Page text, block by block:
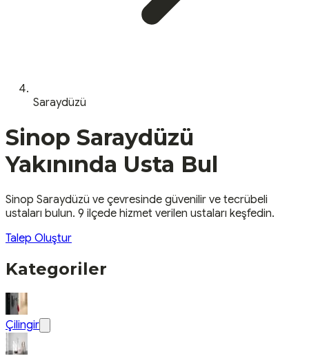
Saraydüzü
Sinop Saraydüzü
Yakınında Usta Bul
Sinop Saraydüzü ve çevresinde güvenilir ve tecrübeli
ustaları bulun. 9 ilçede hizmet verilen ustaları keşfedin.
Talep Oluştur
Kategoriler
Çilingir